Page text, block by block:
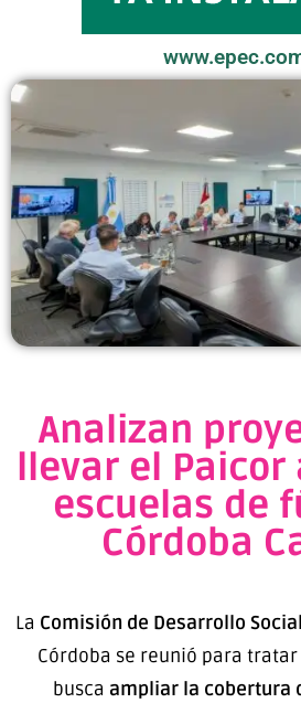
Analizan
llevar el Paicor
escuelas de
Córdoba
La Comisión de Desarrollo Social
Córdoba se reunió para
busca ampliar la cobertura